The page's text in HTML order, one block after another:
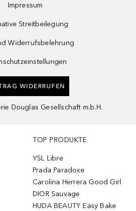
Impressum
Streitbeilegung
Widerrufsbelehrung
WIDERRUFEN
Douglas Gesellschaft m.b.H.
TOP PRODUKTE
YSL Libre
Prada Paradoxe
Carolina Herrera Good Girl
DIOR Sauvage
HUDA BEAUTY Easy Bake